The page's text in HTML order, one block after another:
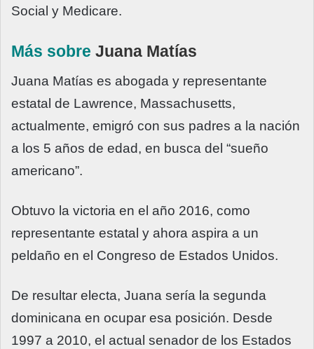
Social y Medicare.
Más sobre Juana Matías
Juana Matías es abogada y representante
estatal de Lawrence, Massachusetts,
actualmente, emigró con sus padres a la nación
a los 5 años de edad, en busca del “sueño
americano”.
Obtuvo la victoria en el año 2016, como
representante estatal y ahora aspira a un
peldaño en el Congreso de Estados Unidos.
De resultar electa, Juana sería la segunda
dominicana en ocupar esa posición. Desde
1997 a 2010, el actual senador de los Estados